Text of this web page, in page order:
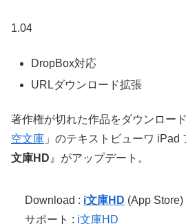
1.04
DropBox対応
URLダウンロード拡張
著作権が切れた作品をダウンロー
空文庫 」のテキストビューワ iPad
文庫HD 』がアップデート。
Download : i文庫HD (App Store)
サポート : i文庫HD